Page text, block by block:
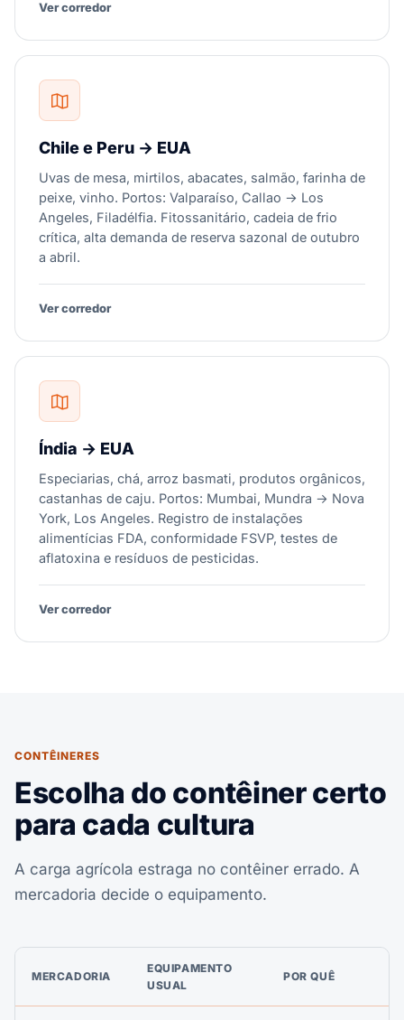
Ver corredor
Chile e Peru → EUA
Uvas de mesa, mirtilos, abacates, salmão, farinha de
peixe, vinho. Portos: Valparaíso, Callao → Los
Angeles, Filadélfia. Fitossanitário, cadeia de frio
crítica, alta demanda de reserva sazonal de outubro
a abril.
Ver corredor
Índia → EUA
Especiarias, chá, arroz basmati, produtos orgânicos,
castanhas de caju. Portos: Mumbai, Mundra → Nova
York, Los Angeles. Registro de instalações
alimentícias FDA, conformidade FSVP, testes de
aflatoxina e resíduos de pesticidas.
Ver corredor
CONTÊINERES
Escolha do contêiner certo
para cada cultura
A carga agrícola estraga no contêiner errado. A
mercadoria decide o equipamento.
MERCADORIA
EQUIPAMENTO
USUAL
POR QUÊ